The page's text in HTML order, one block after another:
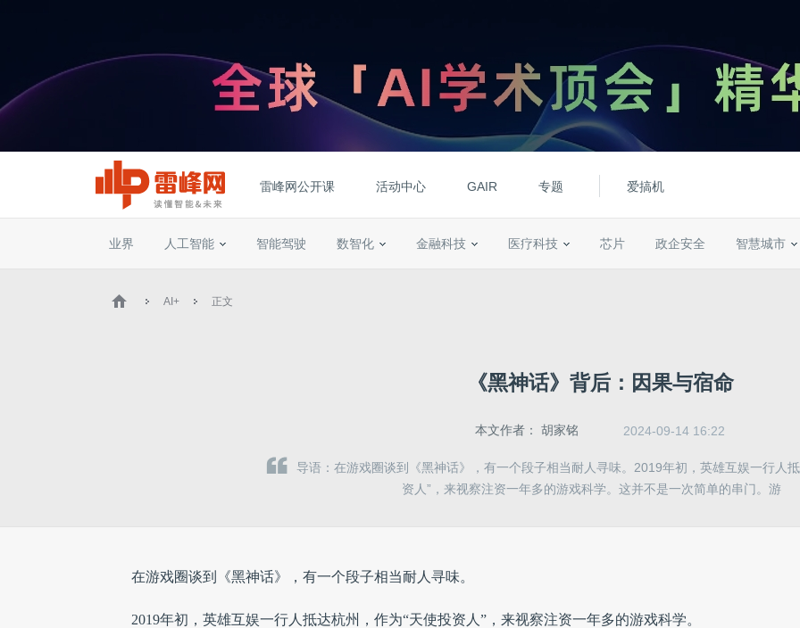
雷峰网公开课 活动中心 GAIR 专题 爱搞机
业界 人工智能 智能驾驶 数智化 金融科技 医疗科技 芯片 政企安全 智慧城市
AI+ 正文
《黑神话》背后：因果与宿命
本文作者： 胡家铭 2024-09-14 16:22
导语：在游戏圈谈到《黑神话》，有一个段子相当耐人寻味。2019年初，英雄互娱一行人
资人”，来视察注资一年多的游戏科学。这并不是一次简单的串门。游
在游戏圈谈到《黑神话》，有一个段子相当耐人寻味。
2019年初，英雄互娱一行人抵达杭州，作为“天使投资人”，来视察注资一年多的游戏科学。